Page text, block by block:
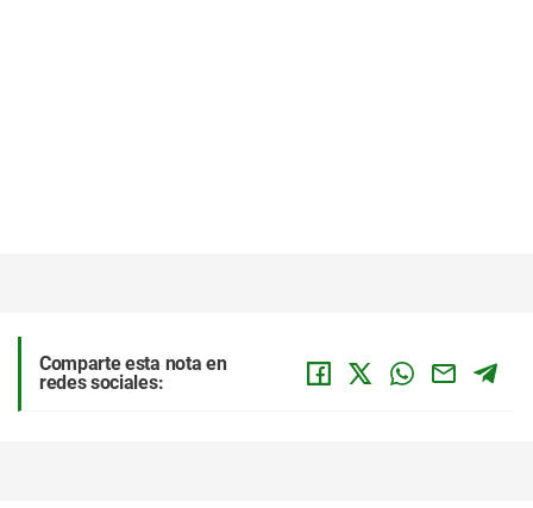
Comparte esta nota en
redes sociales: